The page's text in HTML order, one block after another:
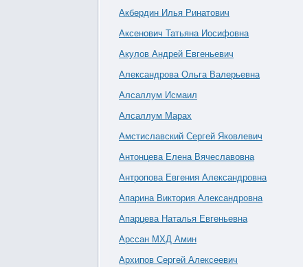
Акбердин Илья Ринатович
Аксенович Татьяна Иосифовна
Акулов Андрей Евгеньевич
Александрова Ольга Валерьевна
Алсаллум Исмаил
Алсаллум Марах
Амстиславский Сергей Яковлевич
Антонцева Елена Вячеславовна
Антропова Евгения Александровна
Апарина Виктория Александровна
Апарцева Наталья Евгеньевна
Арссан МХД Амин
Архипов Сергей Алексеевич